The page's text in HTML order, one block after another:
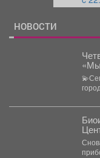
НОВОСТИ
Снова